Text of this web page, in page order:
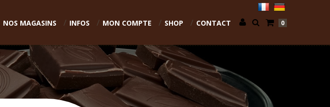
0
NOS MAGASINS INFOS MON COMPTE SHOP CONTACT